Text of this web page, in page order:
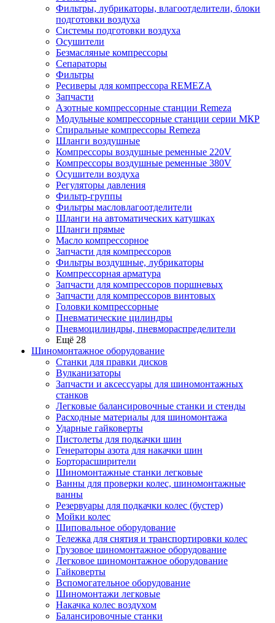
Фильтры, лубрикаторы, влагоотделители, блоки
подготовки воздуха
Системы подготовки воздуха
Осушители
Безмасляные компрессоры
Сепараторы
Фильтры
Ресиверы для компрессора REMEZA
Запчасти
Азотные компрессорные станции Remeza
Модульные компрессорные станции серии МКР
Спиральные компрессоры Remeza
Шланги воздушные
Компрессоры воздушные ременные 220V
Компрессоры воздушные ременные 380V
Осушители воздуха
Регуляторы давления
Фильтр-группы
Фильтры масловлагоотделители
Шланги на автоматических катушках
Шланги прямые
Масло компрессорное
Запчасти для компрессоров
Фильтры воздушные, лубрикаторы
Компрессорная арматура
Запчасти для компрессоров поршневых
Запчасти для компрессоров винтовых
Головки компрессорные
Пневматические цилиндры
Пневмоцилиндры, пневмораспределители
Ещё 28
Шиномонтажное оборудование
Станки для правки дисков
Вулканизаторы
Запчасти и аксессуары для шиномонтажных
станков
Легковые балансировочные станки и стенды
Расходные материалы для шиномонтажа
Ударные гайковерты
Пистолеты для подкачки шин
Генераторы азота для накачки шин
Борторасширители
Шиномонтажные станки легковые
Ванны для проверки колес, шиномонтажные
ванны
Резервуары для подкачки колес (бустер)
Мойки колес
Шиповальное оборудование
Тележка для снятия и транспортировки колес
Грузовое шиномонтажное оборудование
Легковое шиномонтажное оборудование
Гайковерты
Вспомогательное оборудование
Шиномонтажи легковые
Накачка колес воздухом
Балансировочные станки